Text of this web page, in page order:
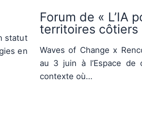
statut
en
Forum de « L’IA
territoires côtiers
Waves of Change x
au 3 juin à l’Espace de
contexte où…